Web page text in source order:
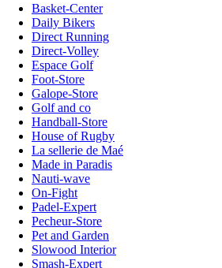
Basket-Center
Daily Bikers
Direct Running
Direct-Volley
Espace Golf
Foot-Store
Galope-Store
Golf and co
Handball-Store
House of Rugby
La sellerie de Maé
Made in Paradis
Nauti-wave
On-Fight
Padel-Expert
Pecheur-Store
Pet and Garden
Slowood Interior
Smash-Expert